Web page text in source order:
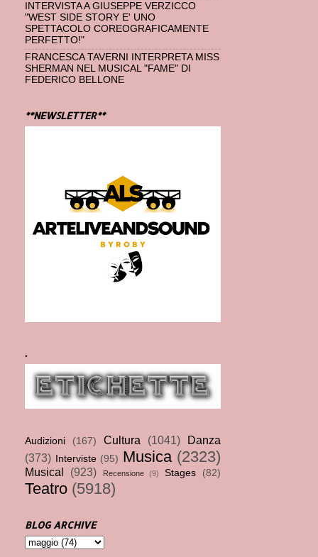
INTERVISTA A GIUSEPPE VERZICCO
"WEST SIDE STORY E' UNO
SPETTACOLO COREOGRAFICAMENTE
PERFETTO!"
FRANCESCA TAVERNI INTERPRETA MISS
SHERMAN NEL MUSICAL "FAME" DI
FEDERICO BELLONE
**NEWSLETTER**
.
Audizioni (167) Cultura (1041)
Danza
(373)
Interviste (95) Musica (2323)
Musical (923) Recensione (9) Stages (82)
Teatro (5918)
BLOG ARCHIVE